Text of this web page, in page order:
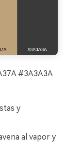
#3A3A3A
y
al vapor y